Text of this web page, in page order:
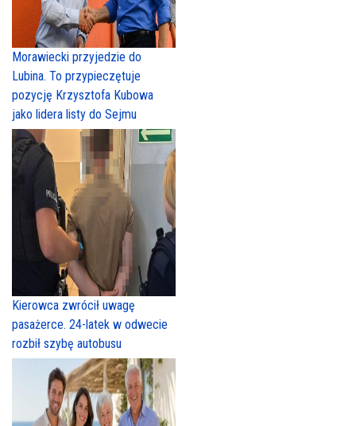
Morawiecki przyjedzie do
Lubina. To przypieczętuje
pozycję Krzysztofa Kubowa
jako lidera listy do Sejmu
Kierowca zwrócił uwagę
pasażerce. 24-latek w odwecie
rozbił szybę autobusu